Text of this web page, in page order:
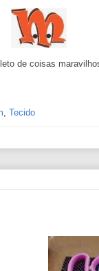
de coisas
Tecido